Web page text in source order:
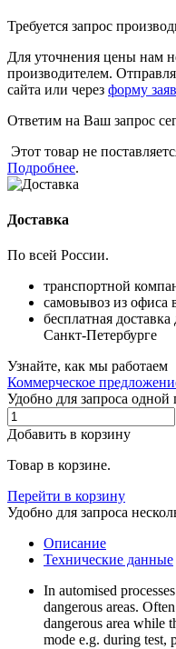
Требуется запрос
Для уточнения цены нам
производителем.
сайта или через форму
Ответим на Ваш запрос
Этот товар не
Подробнее.
Доставка
По всей России.
транспортной
самовывоз из офиса
бесплатная
Санкт-Петербурге
Узнайте, как мы работаем
Коммерческое
Удобно для запроса одной
Добавить в корзину
Товар в корзине.
Перейти в корзину
Удобно для запроса
Описание
Технические данные
In automised
dangerous areas.
dangerous area while
mode e.g. during test,